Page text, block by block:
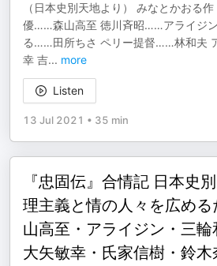
（日本史別天地より） みなとかおる
優……森山高至 徳川斉昭……アライジ
る……田所ちさ ペリー提督……林和夫
幸 吉... more
Listen
13 Jul 2021 • 35 min
『忠固伝』合情記 日本史
理主義と情の人々を広め
山高至・アライジン・三輪
大矢敏幸・氏家信樹・鈴